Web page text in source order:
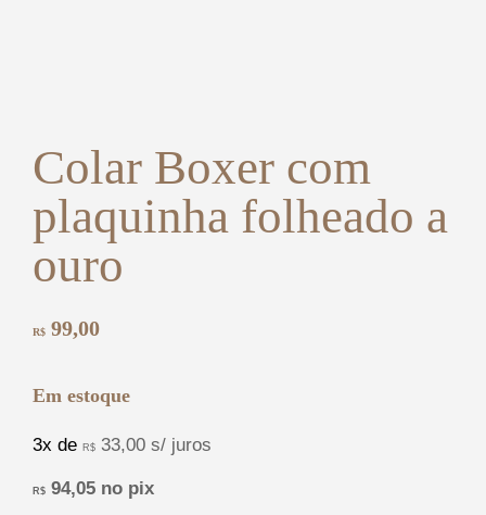
Colar Boxer com
plaquinha folheado a
ouro
R$ 99,00
Em estoque
3x de R$ 33,00 s/ juros
R$ 94,05 no pix